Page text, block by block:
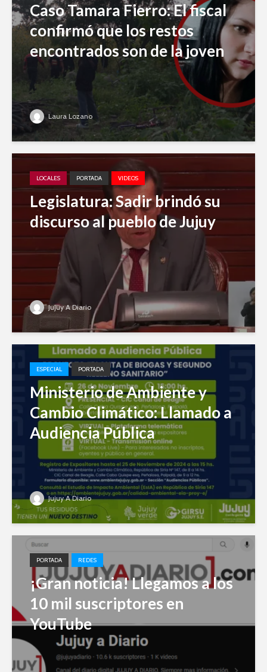
Caso Tamara Fierro: El fiscal
confirmó que los restos
encontrados son de la joven
Laura Lozano
LOCALES PORTADA VIDEOS
Legislatura: Sadir brindó su
discurso al pueblo de Jujuy
Jujuy A Diario
ESPECIAL PORTADA
Ministerio de Ambiente y
Cambio Climático: Llamado a
Audiencia Pública
Jujuy A Diario
PORTADA REDES
¡Gran noticia! Llegamos a los
10 mil suscriptores en
YouTube